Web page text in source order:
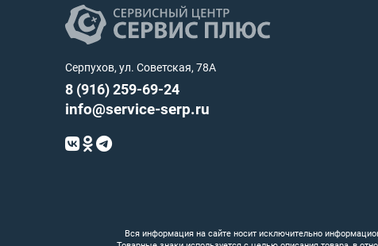
Серпухов, ул. Советская, 78А
8 (916) 259-69-24
info@service-serp.ru
Вся информация на сайте носит исключительно